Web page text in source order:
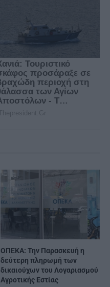
ΟΠΕΚΑ: Την Παρασκευή η
δεύτερη πληρωμή των
δικαιούχων του Λογαριασμού
Αγροτικής Εστίας